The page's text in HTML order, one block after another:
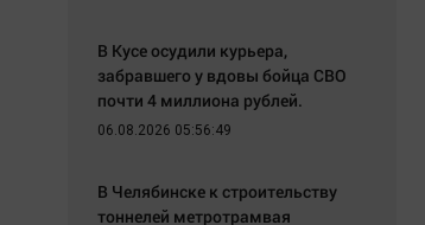
В Кусе осудили курьера,
забравшего у вдовы бойца СВО
почти 4 миллиона рублей.
06.08.2026 05:56:49
В Челябинске к строительству
тоннелей метротрамвая